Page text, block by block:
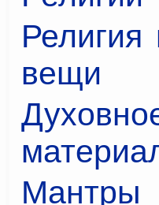
вещи
Мантры